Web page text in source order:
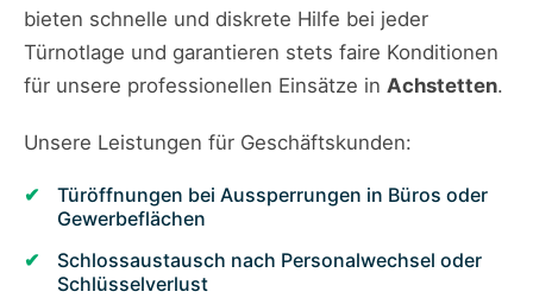
bieten schnelle und diskrete Hilfe bei jeder
Türnotlage und garantieren stets faire Konditionen
für unsere professionellen Einsätze in Achstetten.
Unsere Leistungen für Geschäftskunden:
Türöffnungen bei Aussperrungen in Büros oder
Gewerbeflächen
Schlossaustausch nach Personalwechsel oder
Schlüsselverlust